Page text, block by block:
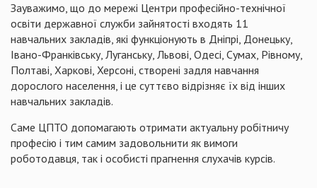
Зауважимо, що до мережі Центри професійно-технічної
освіти державної служби зайнятості входять 11
навчальних закладів, які функціонують в Дніпрі, Донецьку,
Івано-Франківську, Луганську, Львові, Одесі, Сумах, Рівному,
Полтаві, Харкові, Херсоні, створені задля навчання
дорослого населення, і це суттєво відрізняє їх від інших
навчальних закладів.
Саме ЦПТО допомагають отримати актуальну робітничу
професію і тим самим задовольнити як вимоги
роботодавця, так і особисті прагнення слухачів курсів.